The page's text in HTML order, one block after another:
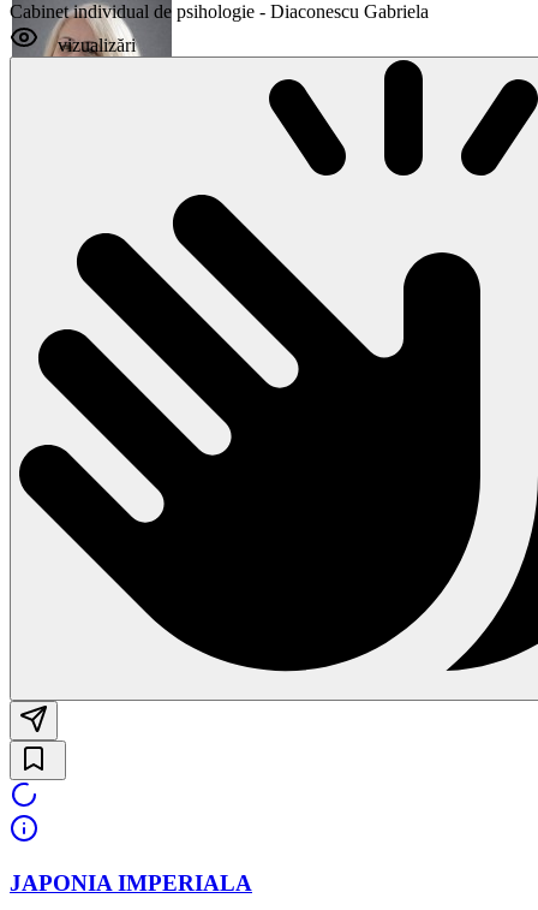
Cabinet individual de psihologie - Diaconescu Gabriela
vizualizări
JAPONIA IMPERIALA